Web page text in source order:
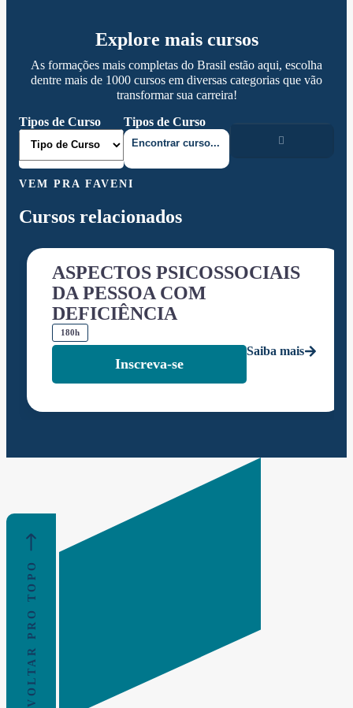
Explore mais cursos
As formações mais completas do Brasil estão aqui, escolha
dentre mais de 1000 cursos em diversas categorias que vão
transformar sua carreira!
Tipos de Curso
Tipos de Curso
VEM PRA FAVENI
Cursos relacionados
ASPECTOS PSICOSSOCIAIS
DA PESSOA COM
DEFICIÊNCIA
180h
Inscreva-se
Saiba mais
VOLTAR PRO TOPO